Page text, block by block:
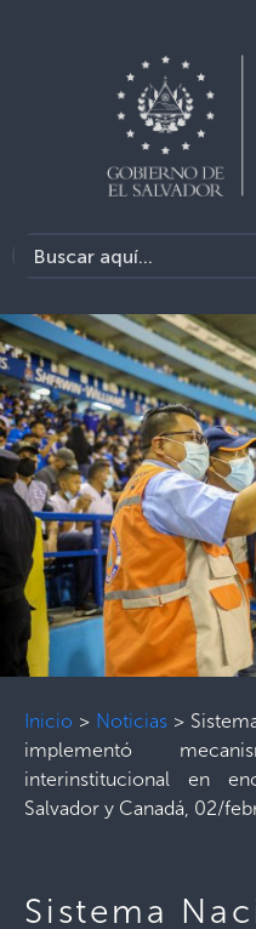
Inicio > Noticias>
implementó
interinstitucional en
Salvador y Canadá, 02/
Sistema